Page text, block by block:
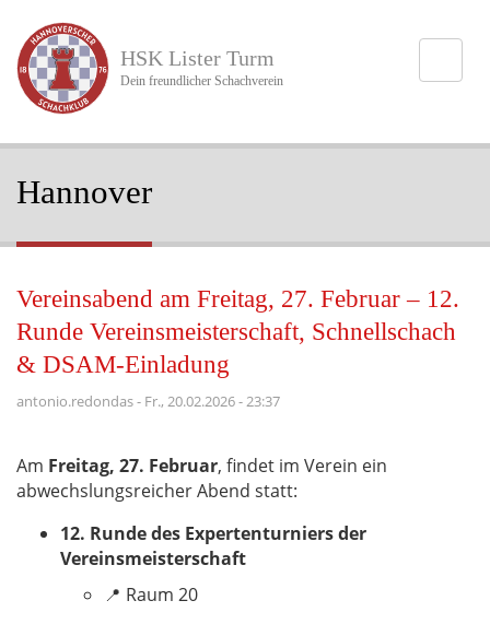
zum
Inhalt
HSK Lister Turm
Dein freundlicher Schachverein
Hannover
Vereinsabend am Freitag, 27. Februar – 12.
Runde Vereinsmeisterschaft, Schnellschach
& DSAM-Einladung
antonio.redondas- Fr., 20.02.2026 - 23:37
Am Freitag, 27. Februar, findet im Verein ein
abwechslungsreicher Abend statt:
12. Runde des Expertenturniers der
Vereinsmeisterschaft
📍 Raum 20